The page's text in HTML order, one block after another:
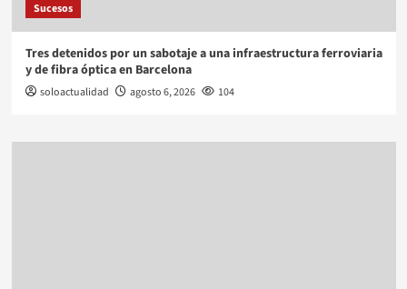
Sucesos
Tres detenidos por un sabotaje a una infraestructura ferroviaria
y de fibra óptica en Barcelona
soloactualidad agosto 6, 2026 104